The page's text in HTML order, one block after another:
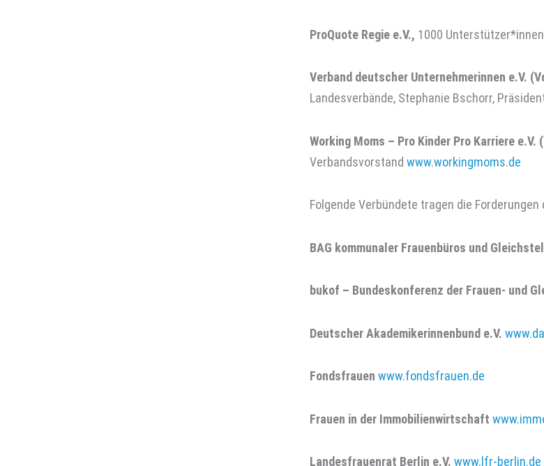
ProQuote Regie e.V., 1000
Verband deutscher Unternehmerinnen e.V.
Landesverbände, Stephanie Bschorr,
Working Moms – Pro Kinder Pro Karriere e.V.
Verbandsvorstand www.workingmoms.de
Folgende Verbündete tragen die
BAG kommunaler Frauenbüros und
bukof – Bundeskonferenz der Frauen- und
Deutscher Akademikerinnenbund e.V.
Fondsfrauen www.fondsfrauen.de
Frauen in der Immobilienwirtschaft
Landesfrauenrat Berlin e.V. www.lfr-berlin.de